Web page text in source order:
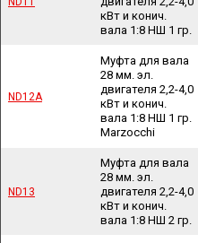
кВт и конич.
вала 1:8 НШ 1 гр.
ND12A
Муфта для вала
28 мм. эл.
двигателя 2,2-4,0
кВт и конич.
вала 1:8 НШ 1 гр.
Marzocchi
ND13
Муфта для вала
28 мм. эл.
двигателя 2,2-4,0
кВт и конич.
вала 1:8 НШ 2 гр.
ND12A
ND13